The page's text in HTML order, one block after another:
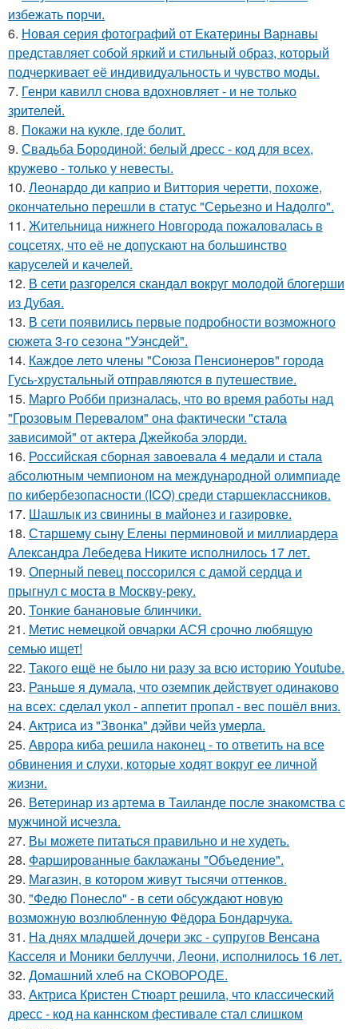
избежать порчи.
6. Новая серия фотографий от Екатерины Варнавы
представляет собой яркий и стильный образ, который
подчеркивает её индивидуальность и чувство моды.
7. Генри кавилл снова вдохновляет - и не только
зрителей.
8. Покажи на кукле, где болит.
9. Свадьба Бородиной: белый дресс - код для всех,
кружево - только у невесты.
10. Леонардо ди каприо и Виттория черетти, похоже,
окончательно перешли в статус "Серьезно и Надолго".
11. Жительница нижнего Новгорода пожаловалась в
соцсетях, что её не допускают на большинство
каруселей и качелей.
12. В сети разгорелся скандал вокруг молодой блогерши
из Дубая.
13. В сети появились первые подробности возможного
сюжета 3-го сезона "Уэнсдей".
14. Каждое лето члены "Союза Пенсионеров" города
Гусь-хрустальный отправляются в путешествие.
15. Марго Робби призналась, что во время работы над
"Грозовым Перевалом" она фактически "стала
зависимой" от актера Джейкоба элорди.
16. Российская сборная завоевала 4 медали и стала
абсолютным чемпионом на международной олимпиаде
по кибербезопасности (ICO) среди старшеклассников.
17. Шашлык из свинины в майонез и газировке.
18. Старшему сыну Елены перминовой и миллиардера
Александра Лебедева Никите исполнилось 17 лет.
19. Оперный певец поссорился с дамой сердца и
прыгнул с моста в Москву-реку.
20. Тонкие банановые блинчики.
21. Метис немецкой овчарки АСЯ срочно любящую
семью ищет!
22. Такого ещё не было ни разу за всю историю Youtube.
23. Раньше я думала, что оземпик действует одинаково
на всех: сделал укол - аппетит пропал - вес пошёл вниз.
24. Актриса из "Звонка" дэйви чейз умерла.
25. Аврора киба решила наконец - то ответить на все
обвинения и слухи, которые ходят вокруг ее личной
жизни.
26. Ветеринар из артема в Таиланде после знакомства с
мужчиной исчезла.
27. Вы можете питаться правильно и не худеть.
28. Фаршированные баклажаны "Объедение".
29. Магазин, в котором живут тысячи оттенков.
30. "Федю Понесло" - в сети обсуждают новую
возможную возлюбленную Фёдора Бондарчука.
31. На днях младшей дочери экс - супругов Венсана
Касселя и Моники беллуччи, Леони, исполнилось 16 лет.
32. Домашний хлеб на СКОВОРОДЕ.
33. Актриса Кристен Стюарт решила, что классический
дресс - код на каннском фестивале стал слишком